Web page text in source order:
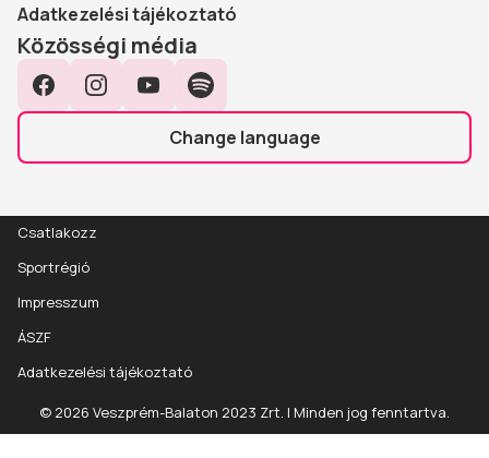
Adatkezelési tájékoztató
Közösségi média
FacebookInstagramYouTubeSpotify
Change language
© 2026 Veszprém-Balaton 2023 Zrt. | Minden jog fenntartva.
Csatlakozz
Sportrégió
Impresszum
ÁSZF
Adatkezelési tájékoztató